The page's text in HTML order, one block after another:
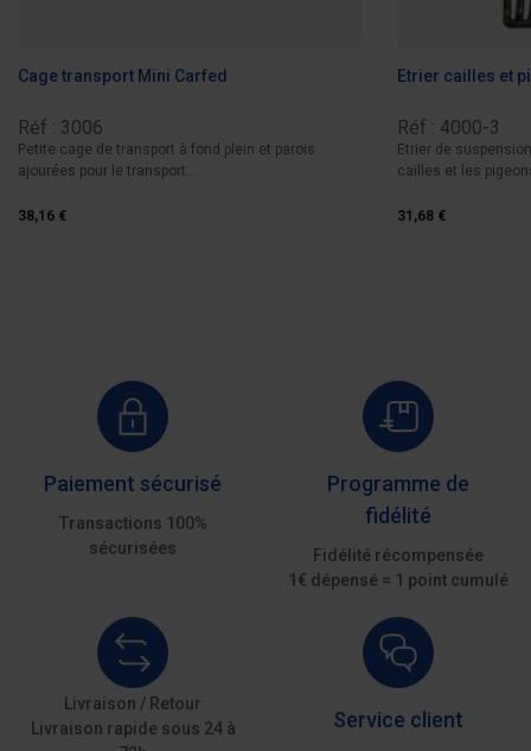
Cage transport Mini Carfed
Réf : 3006
Petite cage de transport à fond plein et parois
ajourées pour le transport...
38,16 €
Etrier cailles et
Réf : 4000-3
Etrier de
cailles et les
31,68 €
Paiement sécurisé
Transactions 100%
sécurisées
Programme de
fidélité
Fidélité récompensée
1€ dépensé = 1 point cumulé
Livraison / Retour
Livraison rapide sous 24 à
Service client